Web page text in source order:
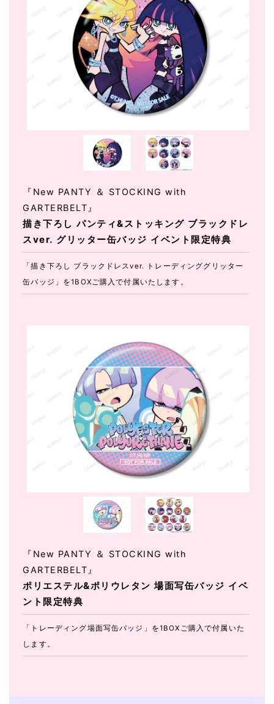
描き下ろし パンティ&ストッキング ブラックドレ
スver. グリッター缶バッジ イベント限定特典
『New PANTY ＆ STOCKING with
GARTERBELT』
「描き下ろし ブラックドレスver. トレーディンググリッター
缶バッジ」を1BOXご購入で付属いたします。
ポリエステル&ポリウレタン 場面写缶バッジ イベ
ント限定特典
『New PANTY ＆ STOCKING with
GARTERBELT』
「トレーディング場面写缶バッジ」を1BOXご購入で付属いた
します。